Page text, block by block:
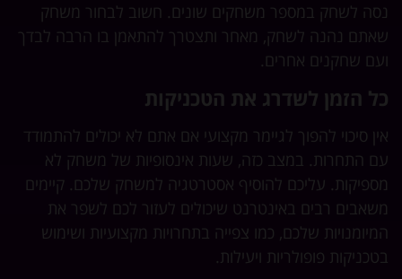
נסה לשחק במספר משחקים שונים. חשוב לבחור משחק
שאתם נהנה לשחק, מאחר ותצטרך להתאמן בו הרבה לבדך
ועם שחקנים אחרים.
כל הזמן לשדרג את הטכניקות
אין סיכוי להפוך לגיימר מקצועי אם אתם לא יכולים להתמודד
עם התחרות. במצב כזה, שעות אינסופיות של משחק לא
מספיקות. עליכם להוסיף אסטרטגיה למשחק שלכם. קיימים
משאבים רבים באינטרנט שיכולים לעזור לכם לשפר את
המיומנויות שלכם, כמו צפייה בתחרויות מקצועיות ושימוש
בטכניקות פופולריות ויעילות.